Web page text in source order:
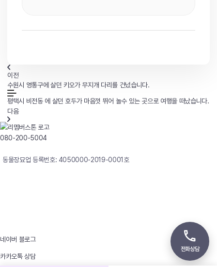
이전
수원시 영통구에 살던 키오가 무지개 다리를 건넜습니다.
평택시 비전동 에 살던 호두가 마음껏 뛰어 놀수 있는 곳으로 여행을 떠났습니다.
다음
080-200-5004
동물장묘업 등록번호: 4050000-2019-0001호
네이버 블로그
카카오톡 상담
전화상담